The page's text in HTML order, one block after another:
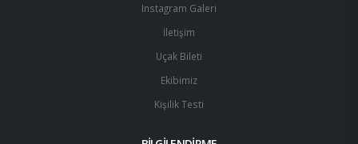
Instagram Galeri
İletişim
Uçak Bileti
Ekibimiz
Kişilik Testi